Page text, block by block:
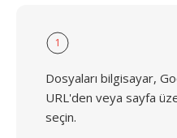
1
Dosyaları bilgisayar,
URL'den veya sayfa
seçin.